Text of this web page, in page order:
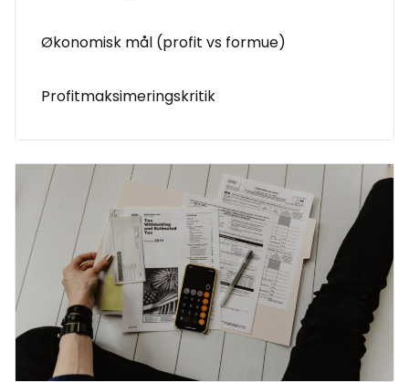
Økonomisk mål (profit vs formue)
Profitmaksimeringskritik